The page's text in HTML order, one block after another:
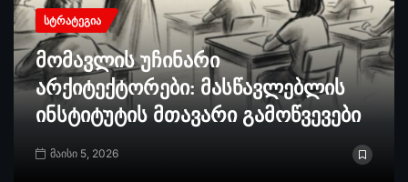
ᲡᲢᲠᲐᲢᲔᲒᲘᲐ
მომავლის უჩინარი
არქიტექტორები: მასწავლებლის
ინსტიტუტის მთავარი გამოწვევები
მაისი 5, 2026